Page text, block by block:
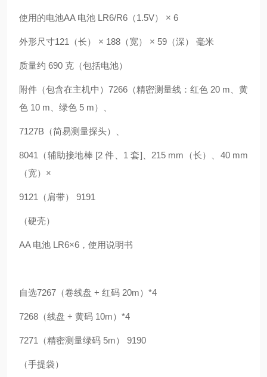
使用的电池AA 电池 LR6/R6（1.5V） × 6
外形尺寸121（长） × 188（宽） × 59（深） 毫米
质量约 690 克（包括电池）
附件（包含在主机中）7266（精密测量线：红色 20 m、黄
色 10 m、绿色 5 m）、
7127B（简易测量探头）、
8041（辅助接地棒 [2 件、1 套]、215 mm（长）、40 mm
（宽）×
9121（肩带） 9191
（硬壳）
AA 电池 LR6×6，使用说明书
自选7267（卷线盘 + 红码 20m）*4
7268（线盘 + 黄码 10m）*4
7271（精密测量绿码 5m） 9190
（手提袋）